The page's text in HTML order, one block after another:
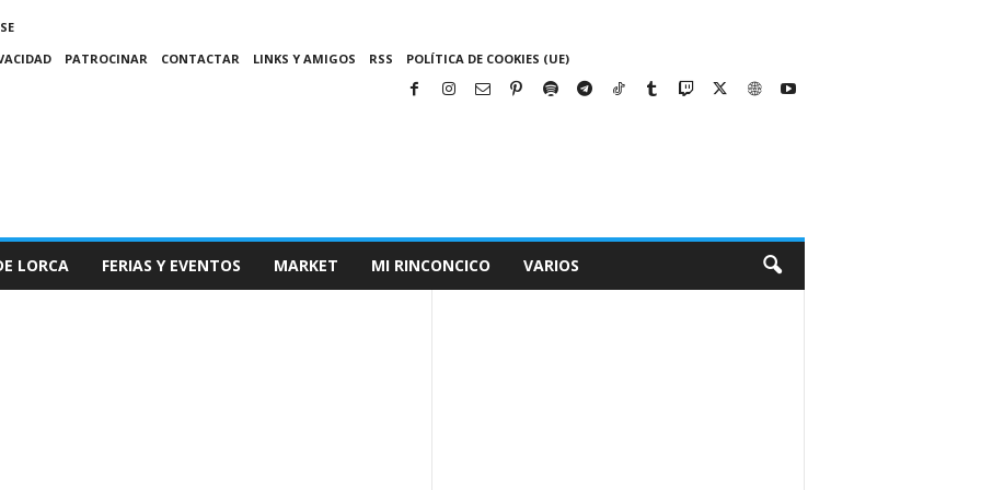
PATROCINAR CONTACTAR LINKS Y AMIGOS RSS POLÍTICA DE COOKIES (UE)
LORCA FERIAS Y EVENTOS MARKET MI RINCONCICO VARIOS